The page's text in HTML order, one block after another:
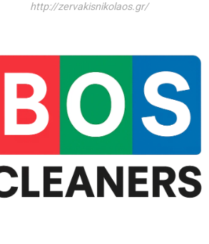
http://zervakisnikolaos.gr/